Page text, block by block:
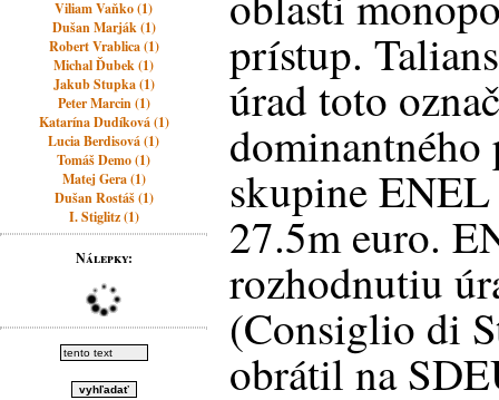
Viliam Vaňko (1)
Dušan Marják (1)
Robert Vrablica (1)
Michal Ďubek (1)
Jakub Stupka (1)
Peter Marcin (1)
Katarína Dudíková (1)
Lucia Berdisová (1)
Tomáš Demo (1)
Matej Gera (1)
Dušan Rostáš (1)
I. Stiglitz (1)
Nálepky:
prístup.
úrad toto
dominantného
skupine
27.5m euro.
rozhodnutiu
(Consiglio di
obrátil na